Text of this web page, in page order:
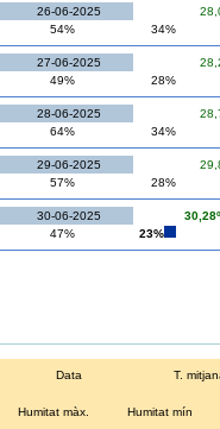
26-06-2025
54%
34%
27-06-2025
49%
28%
28-06-2025
64%
34%
29-06-2025
57%
28%
30-06-2025
47%
23%
Data T.
Humitat màx. Humitat mín